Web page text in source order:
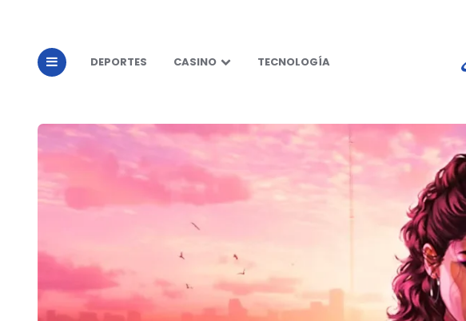
DEPORTES CASINO TECNOLOGÍA